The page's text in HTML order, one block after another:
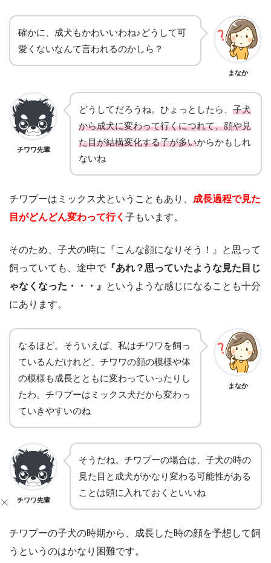
確かに、成犬もかわいいわね♪どうして可
愛くないなんて言われるのかしら？
まなか
チワワ先輩
どうしてだろうね。ひょっとしたら、 子犬
から成犬に変わって行くにつれて、顔や見
た目が結構変化する子が多いからかもしれ
ないね
チワプーはミックス犬ということもあり、 成長過程で見た
目がどんどん変わって行く 子もいます。
そのため、子犬の時に『こんな顔になりそう！』と思って
飼っていても、途中で 『あれ？思っていたような見た目じ
ゃなくなった・・・』
というような感じになることも十分
にあります。
なるほど。そういえば、私はチワワを飼っ
ているんだけれど、チワワの顔の模様や体
の模様も成長とともに変わっていったりし
たわ。チワプーはミックス犬だから変わっ
ていきやすいのね
まなか
チワワ先輩
そうだね。チワプーの場合は、子犬の時の
見た目と成犬がかなり変わる可能性がある
ことは頭に入れておくといいね
チワプーの子犬の時期から、成長した時の顔を予想して飼
うというのはかなり困難です。